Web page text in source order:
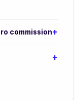
commission